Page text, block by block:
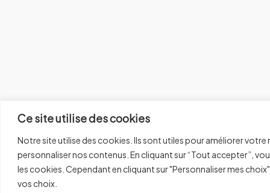
Ce site utilise des cookies
Notre site utilise des cookies. Ils sont utiles pour améliorer votre
personnaliser nos contenus. En cliquant sur “Tout accepter”,
les cookies. Cependant en cliquant sur "Personnaliser mes
vos choix.